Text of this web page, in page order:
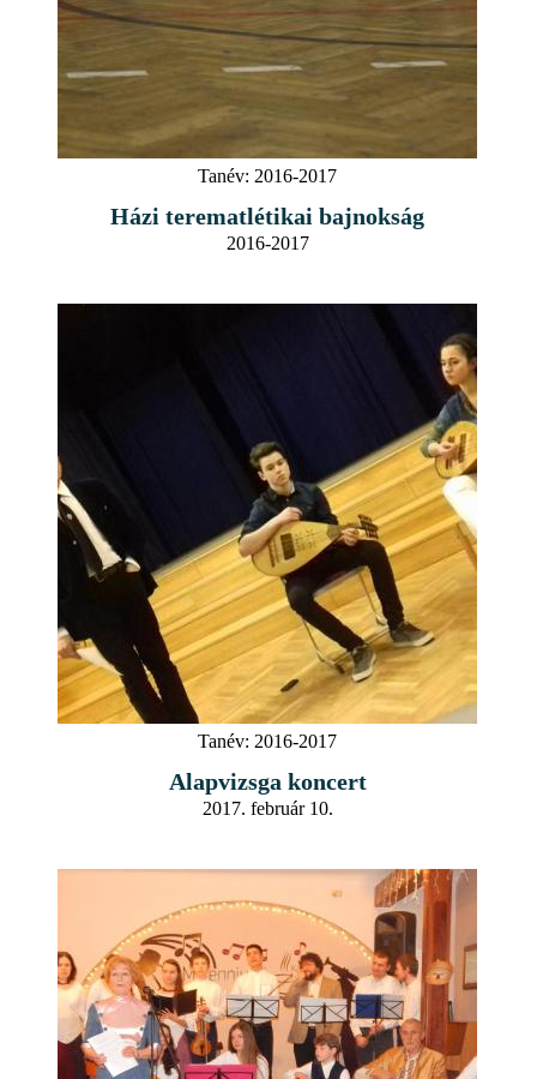
Tanév: 2016-2017
Házi terematlétikai bajnokság
2016-2017
Tanév: 2016-2017
Alapvizsga koncert
2017. február 10.